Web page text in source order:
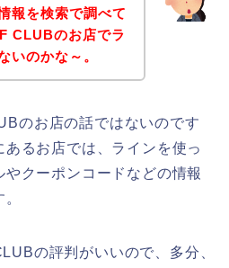
報を検索で調べて
CLUBのお店でラ
いのかな～。
のお店の話ではないのです
るお店では、ラインを使っ
クーポンコードなどの情報
の評判がいいので、多分、